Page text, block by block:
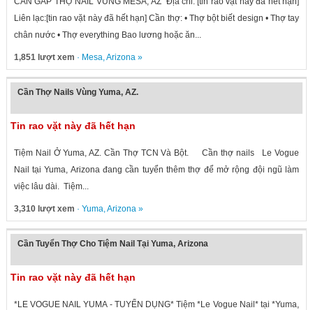
Liên lạc:[tin rao vặt này đã hết hạn] Cần thợ: • Thợ bột biết design • Thợ tay
chân nước • Thợ everything Bao lương hoặc ăn...
1,851 lượt xem · Mesa,Arizona»
Cần Thợ Nails Vùng Yuma, AZ.
Tin rao vặt này đã hết hạn
Tiệm Nail Ở Yuma, AZ. Cần Thợ TCN Và Bột. Cần thợ nails Le Vogue
Nail tại Yuma, Arizona đang cần tuyển thêm thợ để mở rộng đội ngũ làm
việc lâu dài. Tiệm...
3,310 lượt xem · Yuma,Arizona»
Cần Tuyển Thợ Cho Tiệm Nail Tại Yuma, Arizona
Tin rao vặt này đã hết hạn
*LE VOGUE NAIL YUMA - TUYỂN DỤNG* Tiệm *Le Vogue Nail* tại *Yuma,